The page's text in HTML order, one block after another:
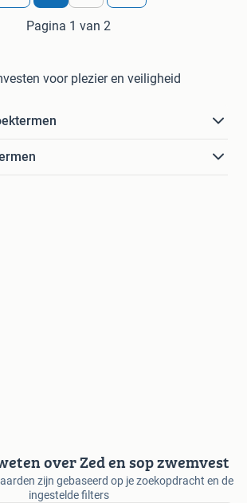
Pagina 1 van 2
voor plezier en veiligheid
over Zed en sop zwemvest
zijn gebaseerd op je zoekopdracht en de
ingestelde filters